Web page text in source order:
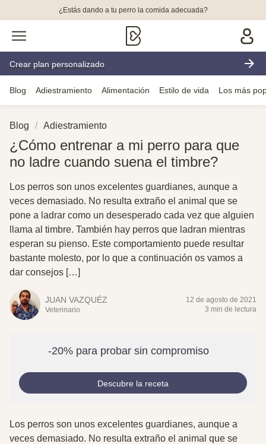
¿Estás dando a tu perro la comida adecuada?
Crear plan personalizado
Blog Adiestramiento Alimentación Estilo de vida Los más
Blog Adiestramiento
¿Cómo entrenar a mi perro para que
no ladre cuando suena el timbre?
Los perros son unos excelentes guardianes, aunque a
veces demasiado. No resulta extraño el animal que se
pone a ladrar como un desesperado cada vez que alguien
llama al timbre. También hay perros que ladran mientras
esperan su pienso. Este comportamiento puede resultar
bastante molesto, por lo que a continuación os vamos a
dar consejos […]
JUAN VAZQUÉZ
Veterinario
12 de agosto de 2021
3 min de lectura
-20% para probar sin compromiso
Descubre la receta
Los perros son unos excelentes guardianes, aunque a
veces demasiado. No resulta extraño el animal que se